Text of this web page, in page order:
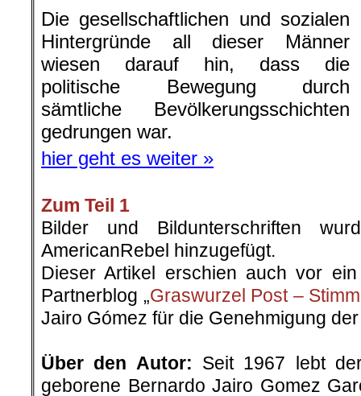
Die gesellschaftlichen und sozialen
Hintergründe all dieser Männer
wiesen darauf hin, dass die
politische Bewegung durch
sämtliche Bevölkerungsschichten
gedrungen war.
hier geht es weiter »
Zum Teil 1
Bilder und Bildunterschriften
AmericanRebel hinzugefügt.
Dieser Artikel erschien auch vor
Partnerblog „Graswurzel Post –
Jairo Gómez für die Genehmigung
Über den Autor: Seit 1967 lebt
geborene Bernardo Jairo Gomez